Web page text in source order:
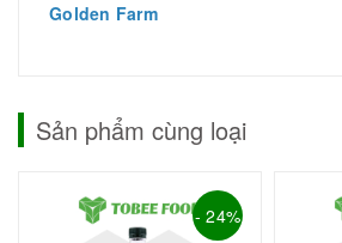
Golden Farm
Sản phẩm cùng loại
- 24%